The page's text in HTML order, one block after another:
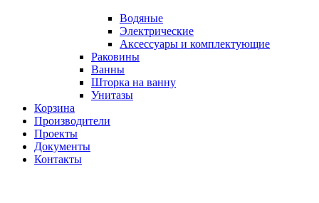
Водяные
Электрические
Аксессуары и комплектующие
Раковины
Ванны
Шторка на ванну
Унитазы
Корзина
Производители
Проекты
Документы
Контакты